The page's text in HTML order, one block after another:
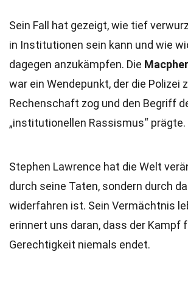
Sein Fall hat gezeigt, wie tief
in Institutionen sein kann und wie
dagegen anzukämpfen. Die
war ein Wendepunkt, der die Polizei
Rechenschaft zog und den Begriff
„institutionellen Rassismus“ prägte.
Stephen Lawrence hat die Welt
durch seine Taten, sondern durch
widerfahren ist. Sein Vermächtnis
erinnert uns daran, dass der Kampf
Gerechtigkeit niemals endet.